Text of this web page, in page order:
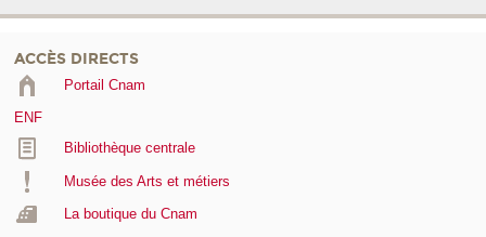
ACCÈS DIRECTS
Portail Cnam
ENF
Bibliothèque centrale
Musée des Arts et métiers
La boutique du Cnam